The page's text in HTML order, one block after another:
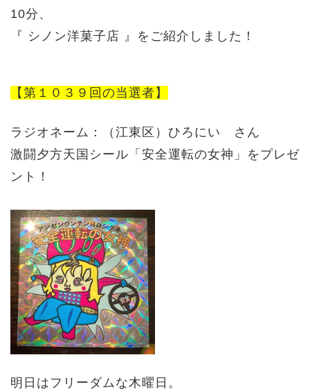
10分、
『 シノン洋菓子店 』をご紹介しました！
【第１０３９回の当選者】
ラジオネーム：（江東区） ひろにい さん
激闘夕方天国シール「安全運転の女神」をプレゼ
ント！
明日はフリーダムな木曜日。